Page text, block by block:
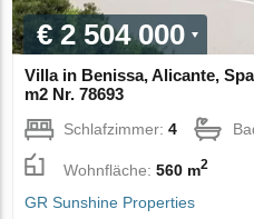
€ 2 504 000
Villa in Benissa, Alicante,
m2 Nr. 78693
Schlafzimmer:4
Wohnfläche:560 m2
GR Sunshine Properties